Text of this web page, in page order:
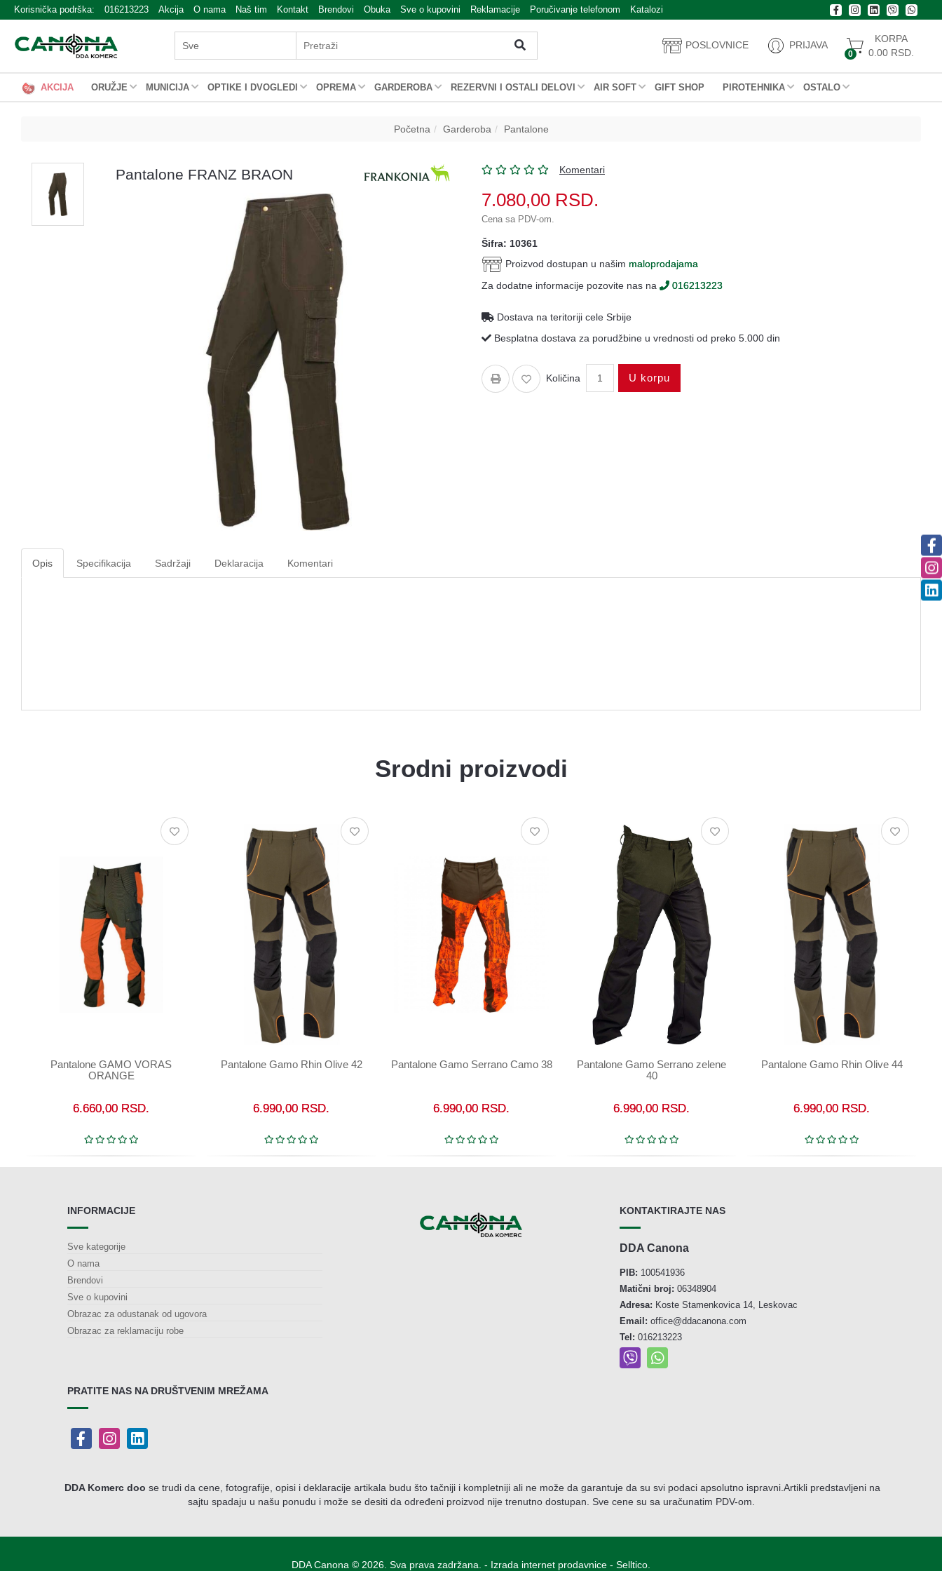
Korisnička podrška: 016213223 Akcija O nama Naš tim Kontakt Brendovi Obuka Sve o kupovini Reklamacije Poručivanje telefonom Katalozi
POSLOVNICE PRIJAVA
0
KORPA
0.00 RSD.
AKCIJA ORUŽJE MUNICIJA OPTIKE I DVOGLEDI OPREMA GARDEROBA REZERVNI I OSTALI DELOVI AIR SOFT GIFT SHOP PIROTEHNIKA OSTALO
Početna Garderoba Pantalone
Pantalone FRANZ BRAON Komentari
7.080,00 RSD.
Cena sa PDV-om.
Šifra: 10361
Proizvod dostupan u našim maloprodajama
Za dodatne informacije pozovite nas na
016213223
Dostava na teritoriji cele Srbije
Besplatna dostava za porudžbine u vrednosti od preko 5.000 din
Količina U korpu
Opis Specifikacija Sadržaji Deklaracija Komentari
Srodni proizvodi
U korpu
Pantalone GAMO VORAS
ORANGE
6.660,00 RSD.
U korpu
Pantalone Gamo Rhin Olive 42
6.990,00 RSD.
U korpu
Pantalone Gamo Serrano Camo 38
6.990,00 RSD.
U korpu
Pantalone Gamo Serrano zelene
40
6.990,00 RSD.
Nije dostupno
Pantalone Gamo Rhin Olive 44
6.990,00 RSD.
INFORMACIJE
Sve kategorije
O nama
Brendovi
Sve o kupovini
Obrazac za odustanak od ugovora
Obrazac za reklamaciju robe
KONTAKTIRAJTE NAS
DDA Canona
PIB: 100541936
Matični broj: 06348904
Adresa: Koste Stamenkovica 14, Leskovac
Email:office@ddacanona.com
Tel:016213223
PRATITE NAS NA DRUŠTVENIM MREŽAMA
DDA Komerc doo se trudi da cene, fotografije, opisi i deklaracije artikala budu što tačniji i kompletniji ali ne može da garantuje da su svi podaci apsolutno ispravni. Artikli predstavljeni na
sajtu spadaju u našu ponudu i može se desiti da određeni proizvod nije trenutno dostupan. Sve cene su sa uračunatim PDV-om.
DDA Canona © 2026. Sva prava zadržana. - Izrada internet prodavnice - Selltico.